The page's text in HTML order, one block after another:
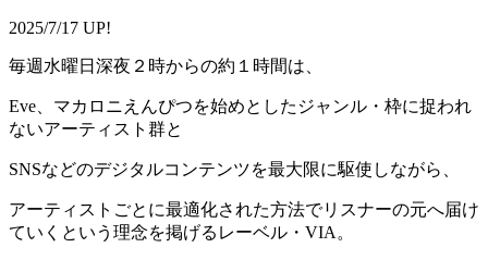
2025/7/17 UP!
毎週水曜日深夜２時からの約１時間は、
Eve、マカロニえんぴつを始めとしたジャンル・枠に捉われ
ないアーティスト群と
SNSなどのデジタルコンテンツを最大限に駆使しながら、
アーティストごとに最適化された方法でリスナーの元へ届け
ていくという理念を掲げるレーベル・VIA。